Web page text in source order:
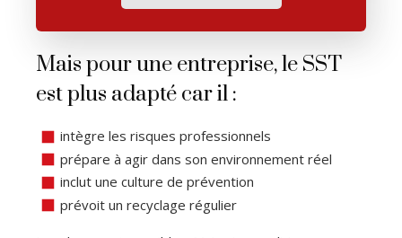
Mais pour une entreprise, le SST
est plus adapté car il :
intègre les risques professionnels
prépare à agir dans son environnement réel
inclut une culture de prévention
prévoit un recyclage régulier